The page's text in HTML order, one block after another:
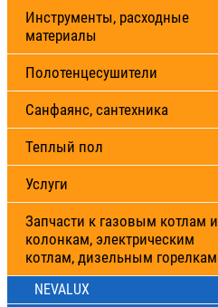
Инструменты, расходные
материалы
Полотенцесушители
Санфаянс, сантехника
Теплый пол
Услуги
Запчасти к газовым котлам и
колонкам, электрическим
котлам, дизельным горелкам
NEVALUX